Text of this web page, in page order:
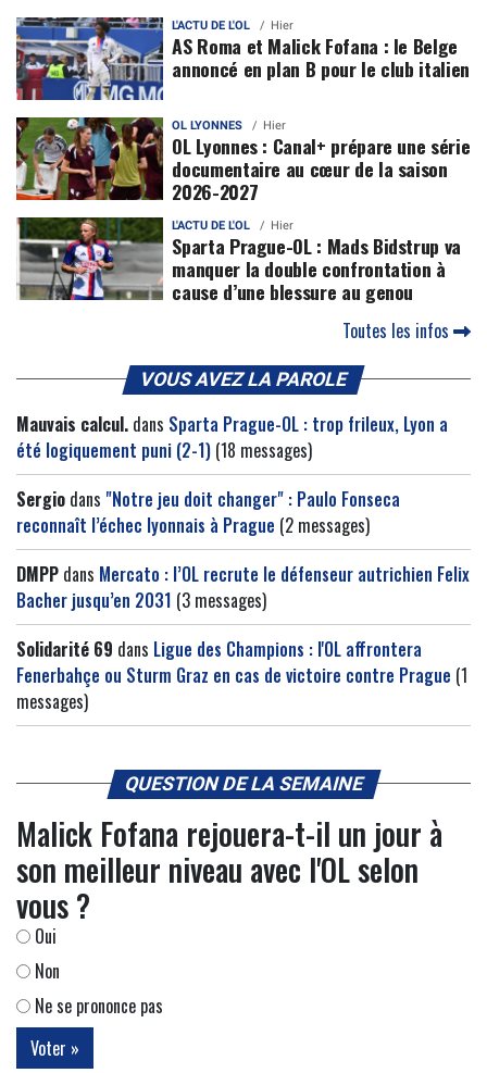
L'ACTU DE L'OL Hier
AS Roma et Malick Fofana : le Belge
annoncé en plan B pour le club italien
OL LYONNES Hier
OL Lyonnes : Canal+ prépare une série
documentaire au cœur de la saison
2026-2027
L'ACTU DE L'OL Hier
Sparta Prague-OL : Mads Bidstrup va
manquer la double confrontation à
cause d’une blessure au genou
Toutes les infos
VOUS AVEZ LA PAROLE
Mauvais calcul. dans Sparta Prague-OL : trop frileux, Lyon a
été logiquement puni (2-1) (18 messages)
Sergio dans "Notre jeu doit changer" : Paulo Fonseca
reconnaît l’échec lyonnais à Prague (2 messages)
DMPP dans Mercato : l’OL recrute le défenseur autrichien Felix
Bacher jusqu’en 2031 (3 messages)
Solidarité 69 dans Ligue des Champions : l'OL affrontera
Fenerbahçe ou Sturm Graz en cas de victoire contre Prague (1
messages)
QUESTION DE LA SEMAINE
Malick Fofana rejouera-t-il un jour à
son meilleur niveau avec l'OL selon
vous ?
Oui
Non
Ne se prononce pas